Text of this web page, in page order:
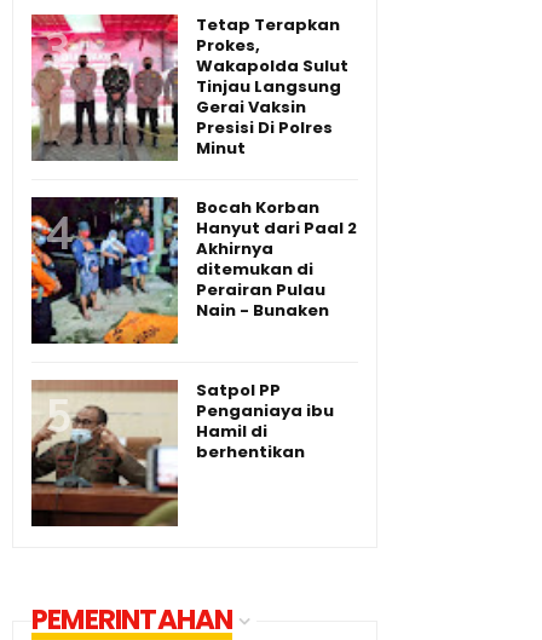
Tetap Terapkan
Prokes,
Wakapolda Sulut
Tinjau Langsung
Gerai Vaksin
Presisi Di Polres
Minut
Bocah Korban
Hanyut dari Paal 2
Akhirnya
ditemukan di
Perairan Pulau
Nain - Bunaken
Satpol PP
Penganiaya ibu
Hamil di
berhentikan
PEMERINTAHAN